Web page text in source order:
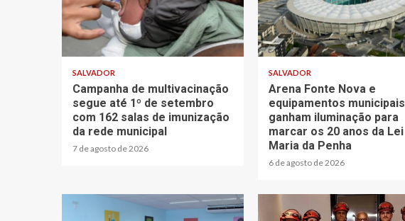
2 min read
SALVADOR
Campanha de multivacinação
segue até 1º de setembro
com 162 salas de imunização
da rede municipal
7 de agosto de 2026
3 min read
SALVADOR
Arena Fonte Nova e
equipamentos municipais
ganham iluminação para
marcar os 20 anos da Lei
Maria da Penha
6 de agosto de 2026